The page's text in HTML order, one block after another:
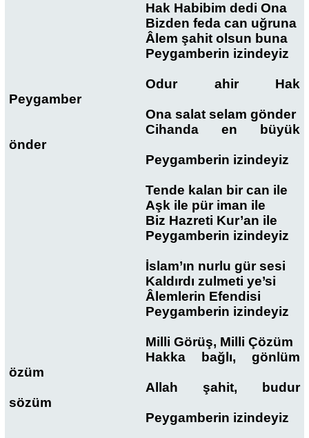
Hak Habibim dedi Ona
Bizden feda can uğruna
Âlem şahit olsun buna
Peygamberin izindeyiz
Odur ahir Hak
Peygamber
Ona salat selam gönder
Cihanda en büyük
önder
Peygamberin izindeyiz
Tende kalan bir can ile
Aşk ile pür iman ile
Biz Hazreti Kur’an ile
Peygamberin izindeyiz
İslam’ın nurlu gür sesi
Kaldırdı zulmeti ye’si
Âlemlerin Efendisi
Peygamberin izindeyiz
Milli Görüş, Milli Çözüm
Hakka bağlı, gönlüm
özüm
Allah şahit, budur
sözüm
Peygamberin izindeyiz